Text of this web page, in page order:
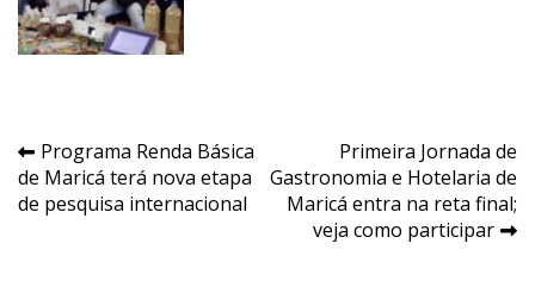
Navegação
de
Programa Renda Básica
de Maricá terá nova etapa
de pesquisa internacional
Primeira Jornada de
Gastronomia e Hotelaria de
Maricá entra na reta final;
veja como participar